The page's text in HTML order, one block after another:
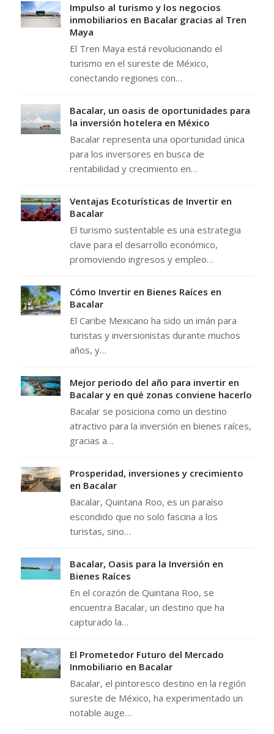
Impulso al turismo y los negocios
inmobiliarios en Bacalar gracias al Tren
Maya
El Tren Maya está revolucionando el
turismo en el sureste de México,
conectando regiones con…
Bacalar, un oasis de oportunidades para
la inversión hotelera en México
Bacalar representa una oportunidad única
para los inversores en busca de
rentabilidad y crecimiento en…
Ventajas Ecoturísticas de Invertir en
Bacalar
El turismo sustentable es una estrategia
clave para el desarrollo económico,
promoviendo ingresos y empleo…
Cómo Invertir en Bienes Raíces en
Bacalar
El Caribe Mexicano ha sido un imán para
turistas y inversionistas durante muchos
años, y…
Mejor periodo del año para invertir en
Bacalar y en qué zonas conviene hacerlo
Bacalar se posiciona como un destino
atractivo para la inversión en bienes raíces,
gracias a…
Prosperidad, inversiones y crecimiento
en Bacalar
Bacalar, Quintana Roo, es un paraíso
escondido que no solo fascina a los
turistas, sino…
Bacalar, Oasis para la Inversión en
Bienes Raíces
En el corazón de Quintana Roo, se
encuentra Bacalar, un destino que ha
capturado la…
El Prometedor Futuro del Mercado
Inmobiliario en Bacalar
Bacalar, el pintoresco destino en la región
sureste de México, ha experimentado un
notable auge…